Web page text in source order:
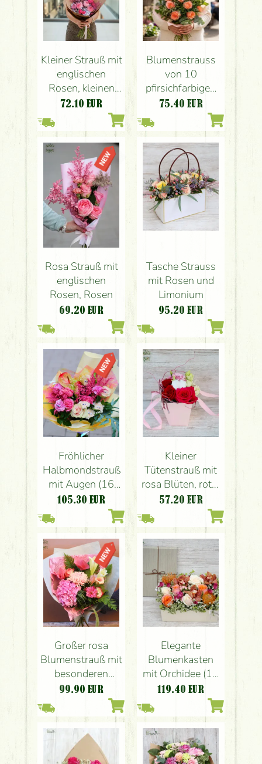
Kleiner Strauß mit
englischen
Rosen, kleinen
bunten Blumen
72.10 EUR
Blumenstrauss
von 10
pfirsichfarbigen
Rosen
75.40 EUR
Rosa Strauß mit
englischen
Rosen, Rosen
69.20 EUR
Tasche Strauss
mit Rosen und
Limonium
95.20 EUR
Fröhlicher
Halbmondstrauß
mit Augen (16
Stränge)
105.30 EUR
Kleiner
Tütenstrauß mit
rosa Blüten, roter
Rose und Herz (6
57.20 EUR
Großer rosa
Blumenstrauß mit
besonderen
Blumen
99.90 EUR
Elegante
Blumenkasten
mit Orchidee (14
Stiele)
119.40 EUR